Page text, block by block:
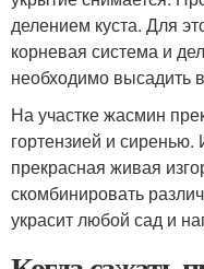
делением куста. Для
корневая система и
необходимо высадить
На участке жасмин
гортензией и сиренью.
прекрасная живая
скомбинировать
украсит любой сад и